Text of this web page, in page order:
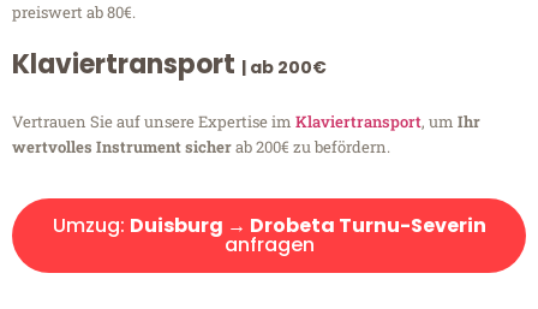
preiswert ab 80€.
Klaviertransport | ab 200€
Vertrauen Sie auf unsere Expertise im Klaviertransport, um Ihr
wertvolles Instrument sicherab 200€ zu befördern.
Umzug: Duisburg → Drobeta Turnu-Severin
anfragen